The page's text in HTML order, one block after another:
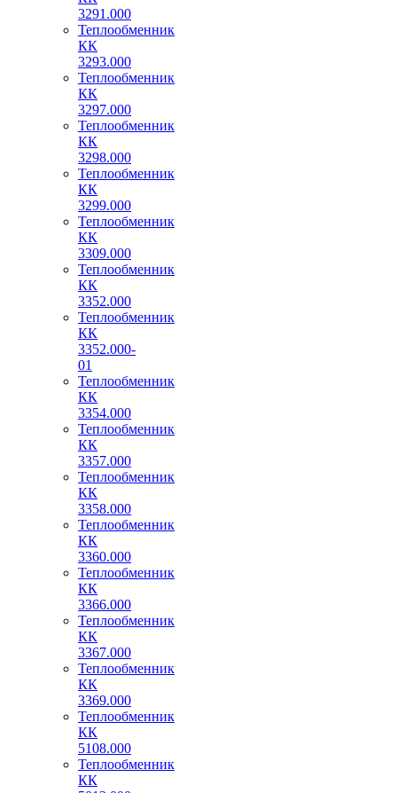
3291.000
Теплообменник
КК
3293.000
Теплообменник
КК
3297.000
Теплообменник
КК
3298.000
Теплообменник
КК
3299.000
Теплообменник
КК
3309.000
Теплообменник
КК
3352.000
Теплообменник
КК
3352.000-
01
Теплообменник
КК
3354.000
Теплообменник
КК
3357.000
Теплообменник
КК
3358.000
Теплообменник
КК
3360.000
Теплообменник
КК
3366.000
Теплообменник
КК
3367.000
Теплообменник
КК
3369.000
Теплообменник
КК
5108.000
Теплообменник
КК